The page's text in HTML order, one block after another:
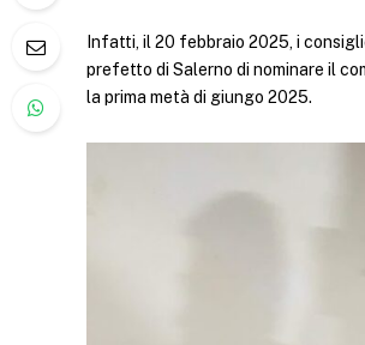
Infatti, il 20 febbraio 2025, i
prefetto di Salerno di nominare il
la prima metà di giungo 2025.